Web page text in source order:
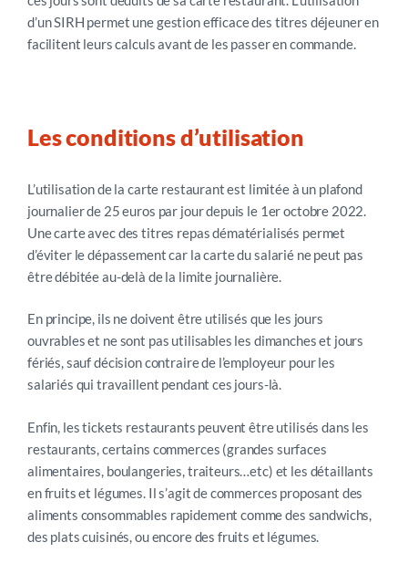
d’un SIRH permet une gestion efficace des titres déjeuner en
facilitent leurs calculs avant de les passer en commande.
Les conditions d’utilisation
L’utilisation de la carte restaurant est limitée à un plafond
journalier de 25 euros par jour depuis le 1er octobre 2022.
Une carte avec des titres repas dématérialisés permet
d’éviter le dépassement car la carte du salarié ne peut pas
être débitée au-delà de la limite journalière.
En principe, ils ne doivent être utilisés que les jours
ouvrables et ne sont pas utilisables les dimanches et jours
fériés, sauf décision contraire de l’employeur pour les
salariés qui travaillent pendant ces jours-là.
Enfin, les tickets restaurants peuvent être utilisés dans les
restaurants, certains commerces (grandes surfaces
alimentaires, boulangeries, traiteurs…etc) et les détaillants
en fruits et légumes. Il s’agit de commerces proposant des
aliments consommables rapidement comme des sandwichs,
des plats cuisinés, ou encore des fruits et légumes.